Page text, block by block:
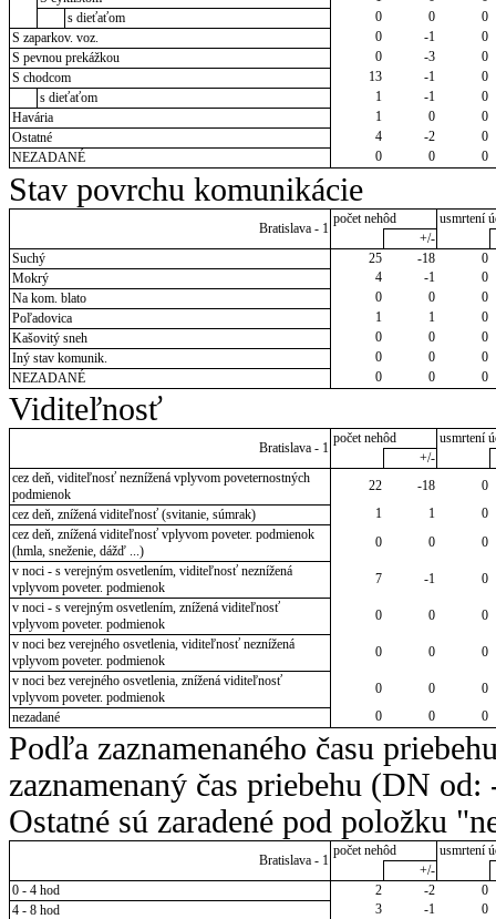
s dieťaťom
0 0
0
S zaparkov. voz.
0 -1
0
S pevnou prekážkou
0 -3
0
S chodcom
13 -1
0
s dieťaťom
1 -1
0
Havária
1 0
0
Ostatné
4 -2
0
NEZADANÉ
0 0 0
Stav povrchu komunikácie
Bratislava - 1
počet nehôd
usmrtení
+/-
Suchý
25 -18
0
Mokrý
4 -1
0
Na kom. blato
0 0
0
Poľadovica
1 1
0
Kašovitý sneh
0 0
0
Iný stav komunik.
0 0
0
NEZADANÉ
0 0 0
Viditeľnosť
Bratislava - 1
počet nehôd
usmrtení
+/-
cez deň, viditeľnosť neznížená vplyvom poveternostných
podmienok
22 -18
0
cez deň, znížená viditeľnosť (svitanie, súmrak)
1 1
0
cez deň, znížená viditeľnosť vplyvom poveter. podmienok
(hmla, sneženie, dážď ...)
0 0
0
v noci - s verejným osvetlením, viditeľnosť neznížená
vplyvom poveter. podmienok
7 -1
0
v noci - s verejným osvetlením, znížená viditeľnosť
vplyvom poveter. podmienok
0 0
0
v noci bez verejného osvetlenia, viditeľnosť neznížená
vplyvom poveter. podmienok
0 0
0
v noci bez verejného osvetlenia, znížená viditeľnosť
vplyvom poveter. podmienok
0 0
0
nezadané
0 0 0
Podľa zaznamenaného času
zaznamenaný čas priebehu (DN
Ostatné sú zaradené pod položku
Bratislava - 1
počet nehôd
usmrtení
+/-
0 - 4 hod
2 -2
0
4 - 8 hod
3 -1
0